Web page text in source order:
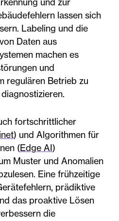
lassen sich
Labeling und die
Daten aus
machen es
und
regulären Betrieb zu
fortschrittlicher
) und Algorithmen für
(Edge AI)
Muster und Anomalien
Eine frühzeitige
prädiktive
das proaktive Lösen
die